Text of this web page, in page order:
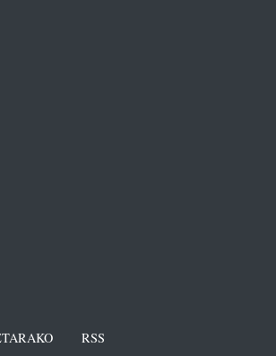
RSS